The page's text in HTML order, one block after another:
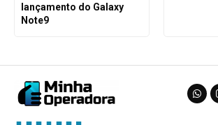
lançamento do Galaxy
Note9